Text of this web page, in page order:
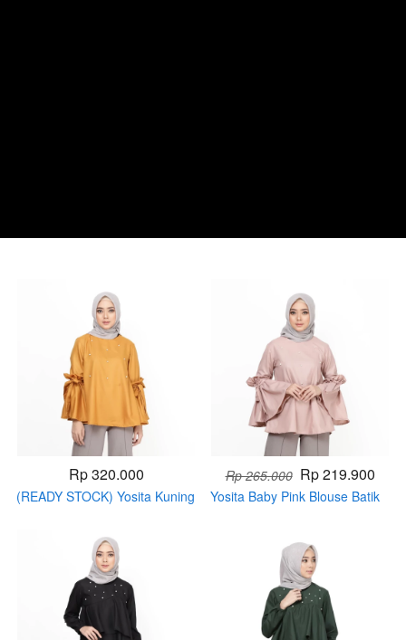
Rp 320.000
(READY STOCK) Yosita Kuning
Rp 265.000 Rp 219.900
Yosita Baby Pink Blouse Batik